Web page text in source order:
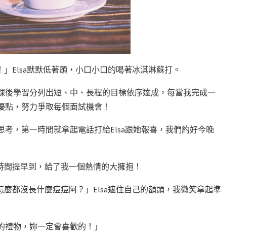
Elsa默默低著頭，小口小口的喝著冰淇淋蘇打。
後學習分列出短、中、長程的目標依序達成，每當我完成一
，努力爭取每個面試機會！
，第一時間就拿起電話打給Elsa跟她報喜，我們約好今晚
間提早到，給了我一個熱情的大擁抱！
麼都沒長什麼痘痘阿？」Elsa遮住自己的額頭，我微笑拿起準
禮物，妳一定會喜歡的！」